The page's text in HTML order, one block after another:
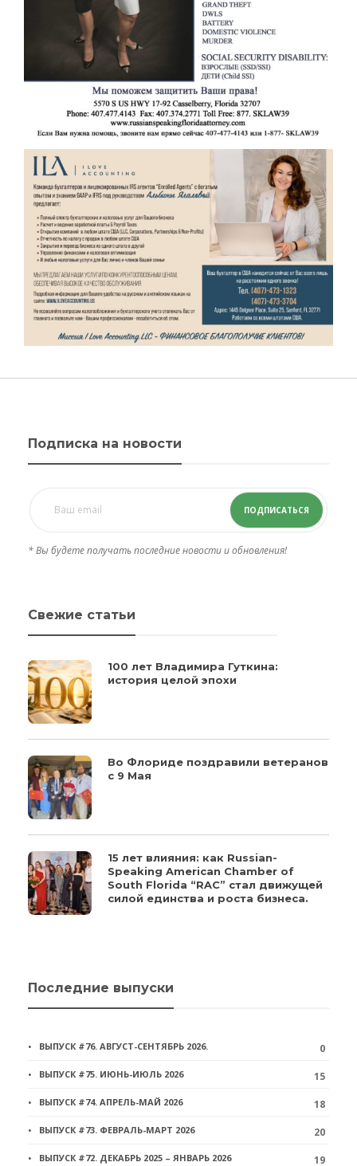
Подписка на новости
ПОДПИСАТЬСЯ
* Вы будете получать последние новости и обновления!
Свежие статьи
100 лет Владимира Гуткина:
история целой эпохи
Во Флориде поздравили ветеранов
с 9 Мая
15 лет влияния: как Russian-
Speaking American Chamber of
South Florida “RAC” стал движущей
силой единства и роста бизнеса.
Последние выпуски
ВЫПУСК #76. АВГУСТ-СЕНТЯБРЬ 2026. 0
ВЫПУСК #75. ИЮНЬ-ИЮЛЬ 2026 15
ВЫПУСК #74. АПРЕЛЬ-МАЙ 2026 18
ВЫПУСК #73. ФЕВРАЛЬ-МАРТ 2026 20
ВЫПУСК #72. ДЕКАБРЬ 2025 – ЯНВАРЬ 2026 19